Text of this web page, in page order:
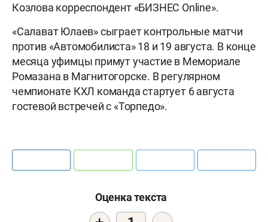
Козлова корреспондент «БИЗНЕС Online».
«Салават Юлаев» сыграет контрольные матчи
против «Автомобилиста» 18 и 19 августа. В конце
месяца уфимцы примут участие в Мемориале
Ромазана в Магнитогорске. В регулярном
чемпионате КХЛ команда стартует 6 августа
гостевой встречей с «Торпедо».
Оценка текста